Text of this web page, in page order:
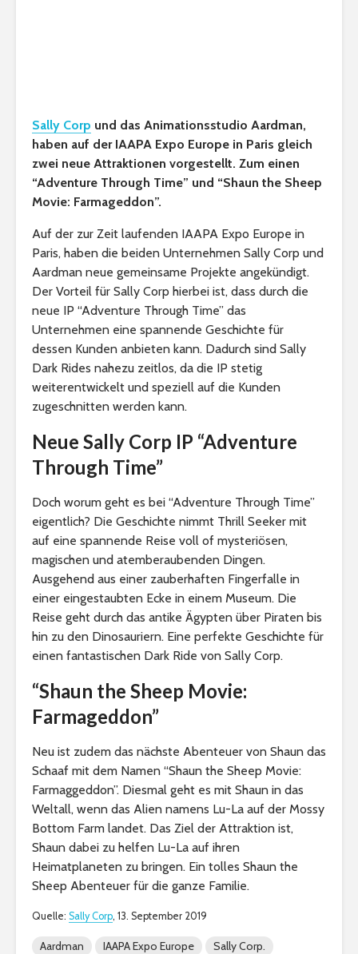
Sally Corp und das Animationsstudio Aardman,
haben auf der IAAPA Expo Europe in Paris gleich
zwei neue Attraktionen vorgestellt. Zum einen
“Adventure Through Time” und “Shaun the Sheep
Movie: Farmageddon”.
Auf der zur Zeit laufenden IAAPA Expo Europe in
Paris, haben die beiden Unternehmen Sally Corp und
Aardman neue gemeinsame Projekte angekündigt.
Der Vorteil für Sally Corp hierbei ist, dass durch die
neue IP “Adventure Through Time” das
Unternehmen eine spannende Geschichte für
dessen Kunden anbieten kann. Dadurch sind Sally
Dark Rides nahezu zeitlos, da die IP stetig
weiterentwickelt und speziell auf die Kunden
zugeschnitten werden kann.
Neue Sally Corp IP “Adventure
Through Time”
Doch worum geht es bei “Adventure Through Time”
eigentlich? Die Geschichte nimmt Thrill Seeker mit
auf eine spannende Reise voll of mysteriösen,
magischen und atemberaubenden Dingen.
Ausgehend aus einer zauberhaften Fingerfalle in
einer eingestaubten Ecke in einem Museum. Die
Reise geht durch das antike Ägypten über Piraten bis
hin zu den Dinosauriern. Eine perfekte Geschichte für
einen fantastischen Dark Ride von Sally Corp.
“Shaun the Sheep Movie:
Farmageddon”
Neu ist zudem das nächste Abenteuer von Shaun das
Schaaf mit dem Namen “Shaun the Sheep Movie:
Farmaggeddon”. Diesmal geht es mit Shaun in das
Weltall, wenn das Alien namens Lu-La auf der Mossy
Bottom Farm landet. Das Ziel der Attraktion ist,
Shaun dabei zu helfen Lu-La auf ihren
Heimatplaneten zu bringen. Ein tolles Shaun the
Sheep Abenteuer für die ganze Familie.
Quelle: Sally Corp, 13. September 2019
Aardman IAAPA Expo Europe Sally Corp.